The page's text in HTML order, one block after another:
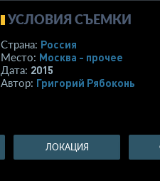
УСЛОВИЯ СЪЕМКИ
Страна: Россия
Место: Москва - прочее
Дата: 2015
Автор: Григорий Рябоконь
ЛОКАЦИЯ